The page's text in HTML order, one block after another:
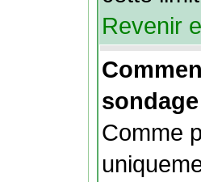
Revenir
Comme